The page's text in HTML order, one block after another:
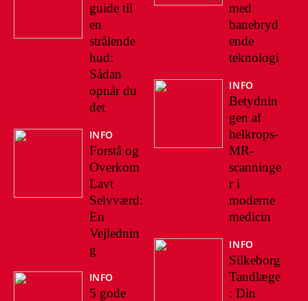
guide til
en
strålende
hud:
Sådan
opnår du
det
INFO
Forstå og
Overkom
Lavt
Selvværd:
En
Vejlednin
g
INFO
5 gode
med
banebryd
ende
teknologi
INFO
Betydnin
gen af
helkrops-
MR-
scanninge
r i
moderne
medicin
INFO
Silkeborg
Tandlæge
: Din